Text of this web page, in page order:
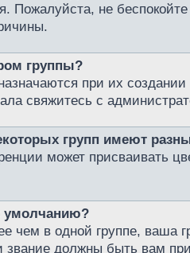
Пожалуйста, не
группы?
при их
свяжитесь с
групп имеют
может присваивать
умолчанию?
чем в одной группе, ваша
звание должны быть вам